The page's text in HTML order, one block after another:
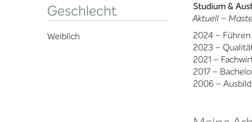
Geschlecht
Weiblich
Studium &
Aktuell –
2024 –
2023 –
2021 –
2017 –
2006 –